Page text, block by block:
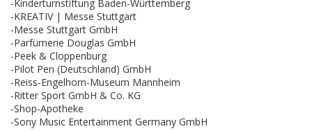
-Kinderturnstiftung Baden-Württemberg
-KREATIV | Messe Stuttgart
-Messe Stuttgart GmbH
-Parfümerie Douglas GmbH
-Peek & Cloppenburg
-Pilot Pen (Deutschland) GmbH
-Reiss-Engelhorn-Museum Mannheim
-Ritter Sport GmbH & Co. KG
-Shop-Apotheke
-Sony Music Entertainment Germany GmbH